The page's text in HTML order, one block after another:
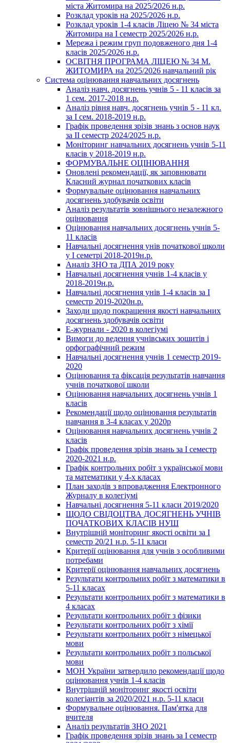
міста Житомира на 2025/2026 н.р.
Розклад уроків на 2025/2026 н.р.
Розклад уроків 1-4 класів Ліцею № 34 міста
Житомира на І семестр 2025/2026 н.р.
Мережа і режим груп подовженого дня 1-4
класів 2025/2026 н.р.
ОСВІТНЯ ПРОГРАМА ЛІЦЕЮ № 34 М.
ЖИТОМИРА на 2025/2026 навчальний рік
Система оцінювання навчальних досягнень
Аналіз навч. досягнень учнів 5 - 11 класів за
1 сем. 2017-2018 н.р.
Аналіз рівня навч. досягнень учнів 5 - 11 кл.
за І сем. 2018-2019 н.р.
Графік проведення зрізів знань з основ наук
за ІІ семестр 2024/2025 н.р.
Моніторинг навчальних досягнень учнів 5-11
класів у 2018-2019 н.р.
ФОРМУВАЛЬНЕ ОЦІНЮВАННЯ
Оновлені рекомендації, як заповнювати
Класний журнал початкових класів
Формувальне оцінювання навчальних
досягнень здобувачів освіти
Аналіз результатів зовнішнього незалежного
оцінювання
Оцінювання навчальних досягнень учнів 5-
11 класів
Навчальні досягнення унів початкової щколи
у І семетрі 2018-2019н.р.
Аналіз ЗНО та ДПА 2019 року
Навчальні досягнення учнів 1-4 класів у
2018-2019н.р.
Навчальні досягнення унів 1-4 класів за І
семестр 2019-2020н.р.
Заходи щодо покращення якості навчальних
досягнень здобувачів освіти
Е-журнали - 2020 в колегіумі
Вимоги до ведення учнівських зошитів і
орфографічний режим
Навчальні досягнення учнів 1 семестр 2019-
2020
Оцінювання та фіксація результатів навчання
учнів початкової школи
Оцінювання навчальних досягнень учнів 1
класів
Рекомендації щодо оцінювання результатів
навчання в 3-4 класах у 2020р
Оцінювання навчальних досягнень учнів 2
класів
Графік проведення зрізів знань за І семестр
2020-2021 н.р.
Графік контрольних робіт з української мови
та математики у 4-х класах
План заходів з впровадження Електронного
Журналу в колегіумі
Навчальні досягнення 5-11 класи 2019/2020
ЩОДО СВІДОЦТВА ДОСЯГНЕНЬ УЧНІВ
ПОЧАТКОВИХ КЛАСІВ НУШ
Внутрішній моніторинг якості освіти за І
семестр 20/21 н.р. 5-11 класи
Критерії оцінювання для учнів з особливими
потребами
Критерії оцінювання навчальних досягнень
Результати контрольних робіт з математики в
5-11 класах
Результати контрольних робіт з математики в
4 класах
Результати контрольних робіт з фізики
Результати контрольних робіт з хімії
Результати контрольних робіт з німецької
мови
Результати контрольних робіт з польської
мови
МОН України затвердило рекомендації щодо
оцінювання учнів 1-4 класів
Внутрішній моніторинг якості освіти
колегіантів за 2020/2021 н.р. 5-11 класи
Формувальне оцінювання. Пам'ятка для
вчителя
Аналіз результатів ЗНО 2021
Графік проведення зрізів знань за І семестр